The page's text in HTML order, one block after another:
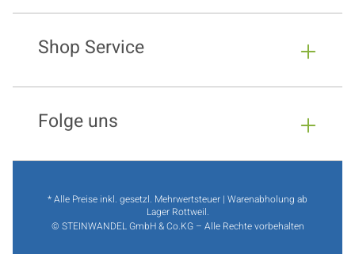
Shop Service
Folge uns
* Alle Preise inkl. gesetzl. Mehrwertsteuer | Warenabholung ab
Lager Rottweil.
© STEINWANDEL GmbH & Co.KG – Alle Rechte vorbehalten